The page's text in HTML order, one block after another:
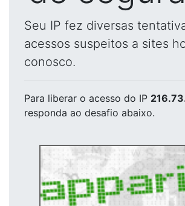
Seu IP fez diversas
acessos suspeitos a sites
conosco.
Para liberar o acesso do IP
responda ao desafio abaixo.